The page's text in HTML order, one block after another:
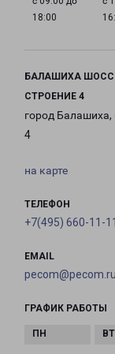
18:00
БАЛАШИХА
СТРОЕНИЕ 4
город Балашиха,
4
на карте
ТЕЛЕФОН
+7(495) 660-11-11
EMAIL
pecom@pecom.ru
ГРАФИК РАБОТЫ